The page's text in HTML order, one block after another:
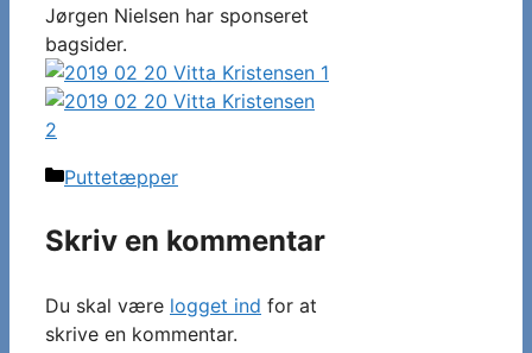
Jørgen Nielsen har sponseret
bagsider.
Kategorier
Puttetæpper
Skriv en kommentar
Du skal være logget ind for at
skrive en kommentar.